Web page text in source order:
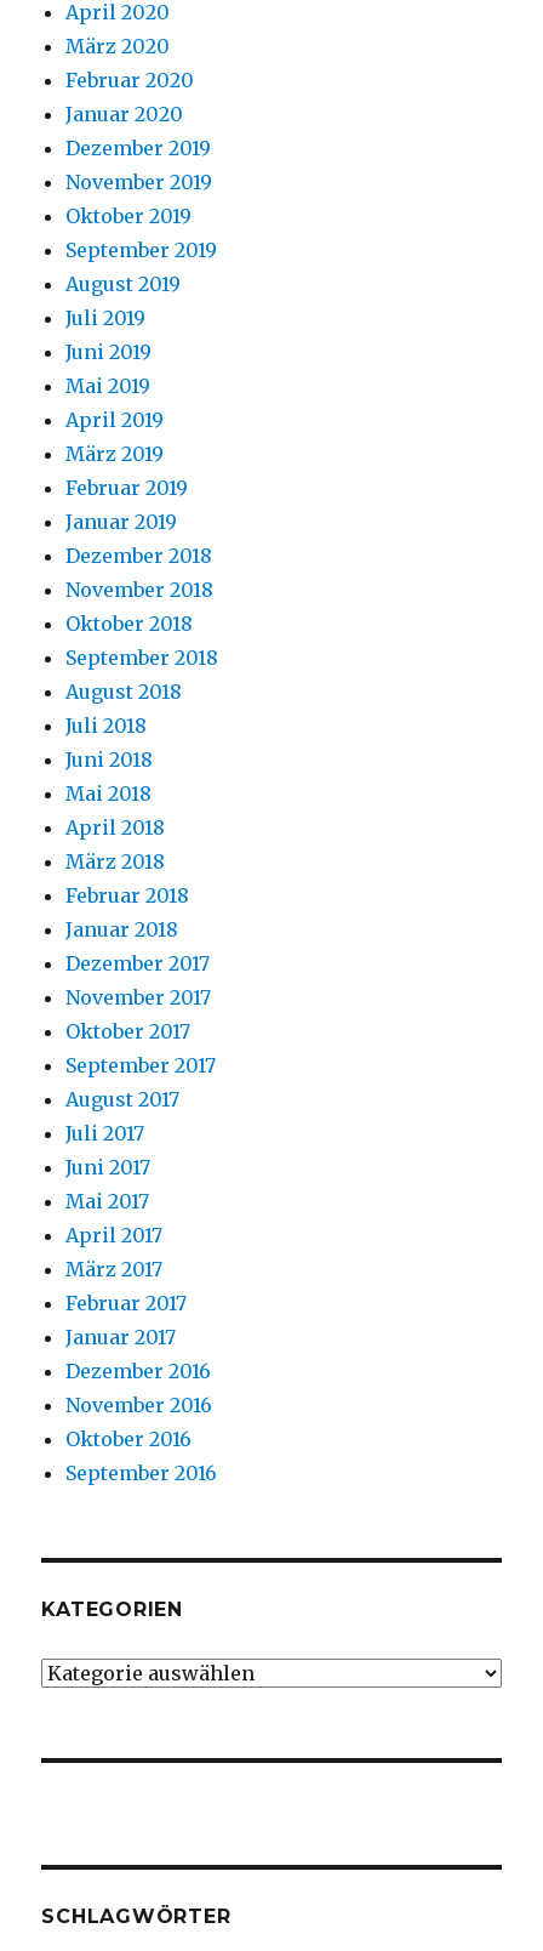
April 2020
März 2020
Februar 2020
Januar 2020
Dezember 2019
November 2019
Oktober 2019
September 2019
August 2019
Juli 2019
Juni 2019
Mai 2019
April 2019
März 2019
Februar 2019
Januar 2019
Dezember 2018
November 2018
Oktober 2018
September 2018
August 2018
Juli 2018
Juni 2018
Mai 2018
April 2018
März 2018
Februar 2018
Januar 2018
Dezember 2017
November 2017
Oktober 2017
September 2017
August 2017
Juli 2017
Juni 2017
Mai 2017
April 2017
März 2017
Februar 2017
Januar 2017
Dezember 2016
November 2016
Oktober 2016
September 2016
KATEGORIEN
Kategorien
SCHLAGWÖRTER